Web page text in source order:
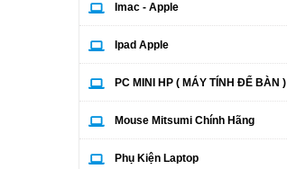
Imac - Apple
Ipad Apple
PC MINI HP ( MÁY TÍNH ĐỂ BÀN )
Mouse Mitsumi Chính Hãng
Phụ Kiện Laptop